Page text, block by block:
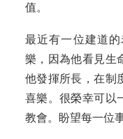
值。
最近有一位建道
樂，因為他看見生
他發揮所長，在制
喜樂。很榮幸可以
教會。盼望每一位